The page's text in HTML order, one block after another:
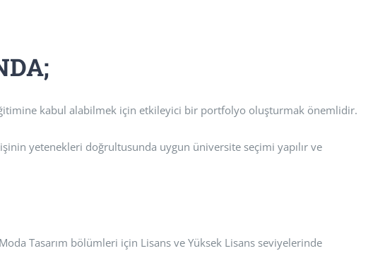
kabul alabilmek için etkileyici bir portfolyo oluşturmak önemlidir.
yetenekleri doğrultusunda uygun üniversite seçimi yapılır ve
Tasarım bölümleri için Lisans ve Yüksek Lisans seviyelerinde